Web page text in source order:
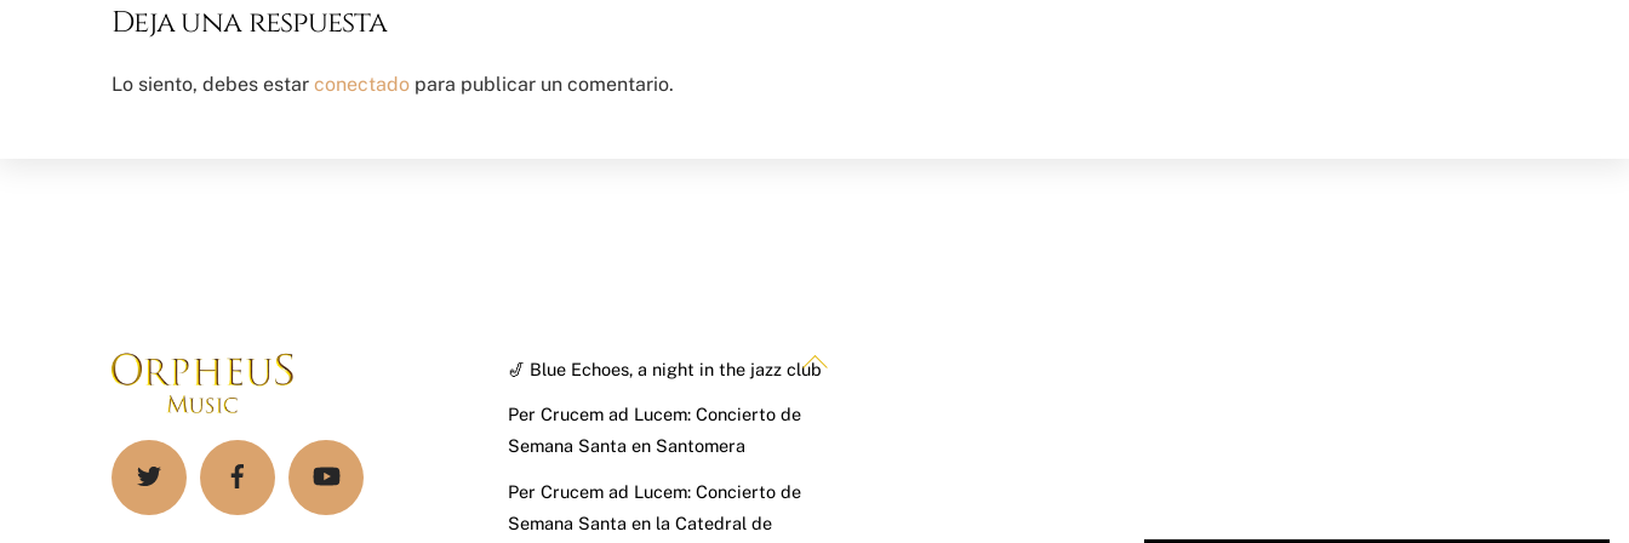
Deja una respuesta
Lo siento, debes estar conectado para publicar un comentario.
Back
🎷 Blue Echoes, a night in the jazz club
Per Crucem ad Lucem: Concierto de
Semana Santa en Santomera
Per Crucem ad Lucem: Concierto de
Semana Santa en la Catedral de